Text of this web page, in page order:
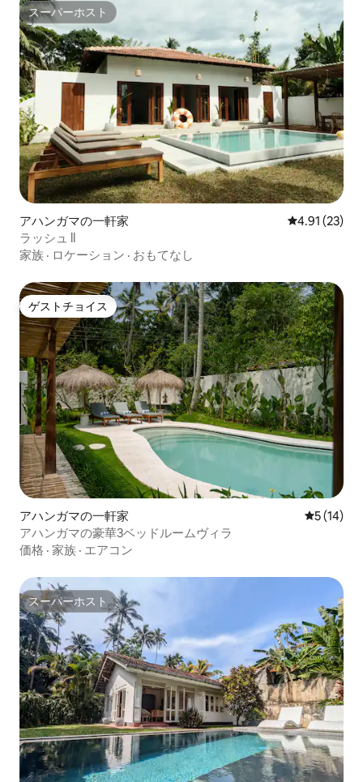
スーパーホスト
スーパーホスト
アハンガマの一軒家 レビュー23
4.91 (23)
ラッシュ ll
家族 · ロケーション · おもてなし
ゲストチョイス
ゲストチョイス
アハンガマの一軒家 レビュー
5 (14)
アハンガマの豪華3ベッドルームヴィラ
価格 · 家族 · エアコン
スーパーホスト
スーパーホスト